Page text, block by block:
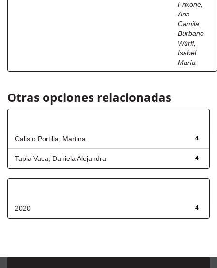
Frixone,
Ana
Camila;
Burbano
Würfl,
Isabel
María
Otras opciones relacionadas
4
Calisto Portilla, Martina
4
Tapia Vaca, Daniela Alejandra
4
2020